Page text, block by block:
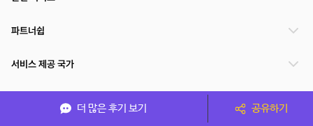
더 많은 후기 보기 공유하기
파트너쉽
서비스 제공 국가
(주)NSPACE 사업자정보